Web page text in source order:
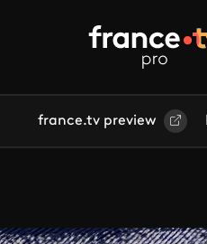
france.tv preview